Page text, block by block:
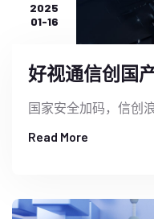
2025
01-16
好视通信创国
国家安全加码，信创
Read More